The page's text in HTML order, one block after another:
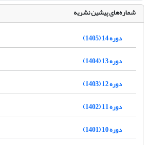
شماره‌های پیشین نشریه
دوره 14 (1405)
دوره 13 (1404)
دوره 12 (1403)
دوره 11 (1402)
دوره 10 (1401)